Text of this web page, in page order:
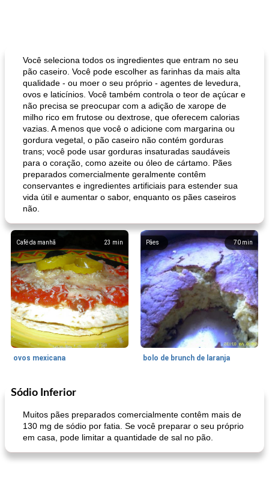
Você seleciona todos os ingredientes que entram no seu
pão caseiro. Você pode escolher as farinhas da mais alta
qualidade - ou moer o seu próprio - agentes de levedura,
ovos e laticínios. Você também controla o teor de açúcar e
não precisa se preocupar com a adição de xarope de
milho rico em frutose ou dextrose, que oferecem calorias
vazias. A menos que você o adicione com margarina ou
gordura vegetal, o pão caseiro não contém gorduras
trans; você pode usar gorduras insaturadas saudáveis ​​
para o coração, como azeite ou óleo de cártamo. Pães
preparados comercialmente geralmente contêm
conservantes e ingredientes artificiais para estender sua
vida útil e aumentar o sabor, enquanto os pães caseiros
não.
23 min
Café da manhã
ovos mexicana
70 min
Pães
bolo de brunch de laranja
Pães De Fermento
Sódio Inferior
Muitos pães preparados comercialmente contêm mais de
130 mg de sódio por fatia. Se você preparar o seu próprio
em casa, pode limitar a quantidade de sal no pão.